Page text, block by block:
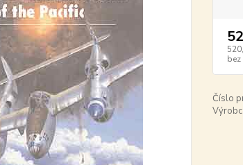
bez
Číslo